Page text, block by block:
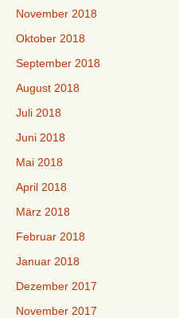
November 2018
Oktober 2018
September 2018
August 2018
Juli 2018
Juni 2018
Mai 2018
April 2018
März 2018
Februar 2018
Januar 2018
Dezember 2017
November 2017